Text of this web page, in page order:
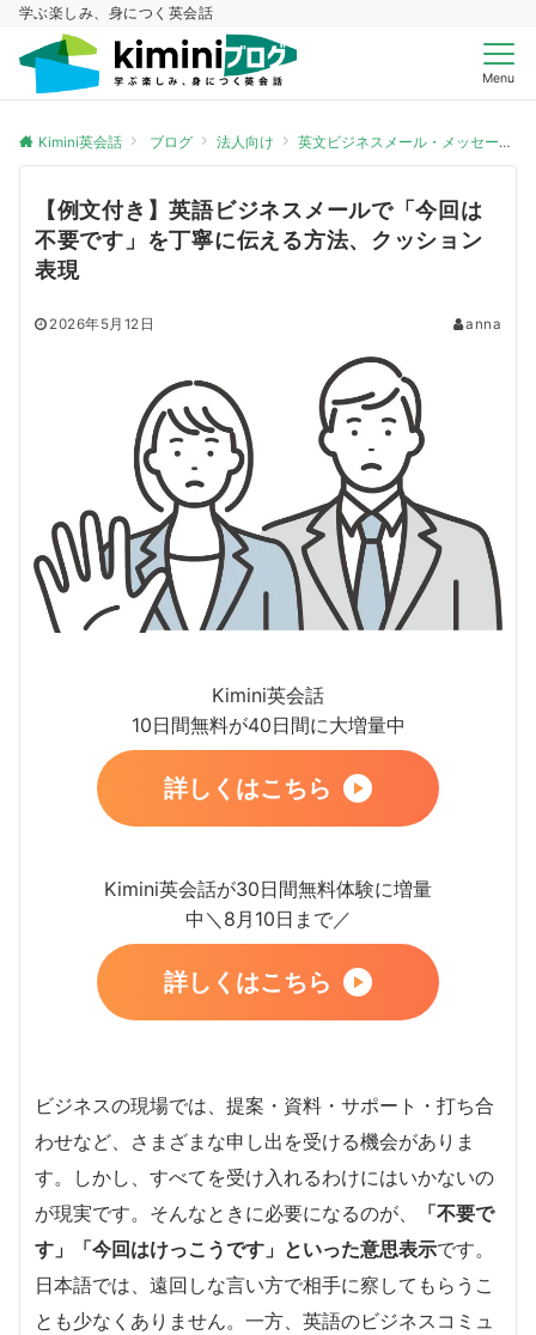
学ぶ楽しみ、身につく英会話
Menu
Kimini英会話 ブログ 法人向け 英文ビジネスメール・メッセージ
【例文付き】英語ビジネスメールで「今回は
不要です」を丁寧に伝える方法、クッション
表現
2026年5月12日 anna
Kimini英会話
10日間無料が40日間に大増量中
詳しくはこちら
Kimini英会話が30日間無料体験に増量
中＼8月10日まで／
詳しくはこちら
ビジネスの現場では、提案・資料・サポート・打ち合
わせなど、さまざまな申し出を受ける機会がありま
す。しかし、すべてを受け入れるわけにはいかないの
が現実です。そんなときに必要になるのが、
「不要で
す」「今回はけっこうです」といった意思表示です。
日本語では、遠回しな言い方で相手に察してもらうこ
とも少なくありません。一方、英語のビジネスコミュ